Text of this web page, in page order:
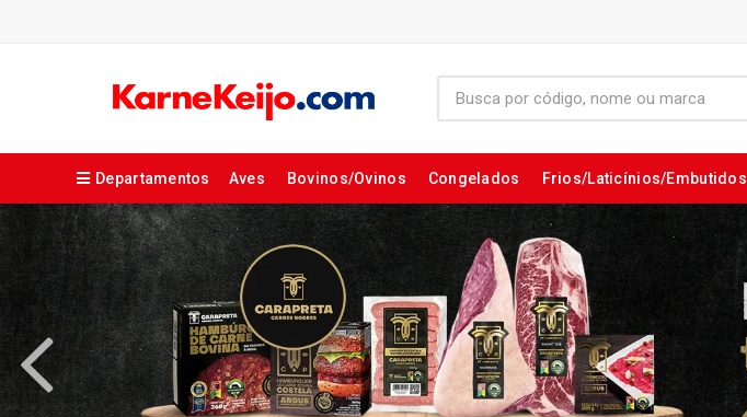
Departamentos Aves Bovinos/Ovinos Congelados Frios/Laticínios/Embutidos